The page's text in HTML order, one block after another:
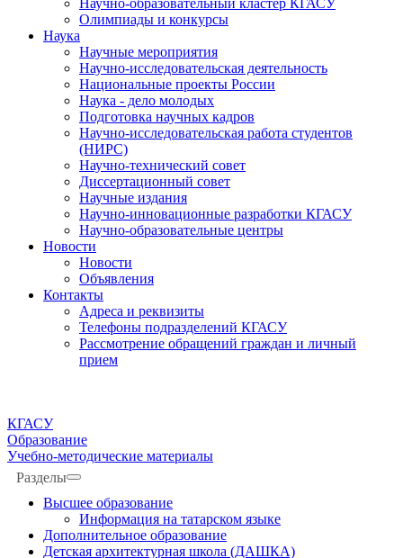
Научно-образовательный кластер КГАСУ
Олимпиады и конкурсы
Наука
Научные мероприятия
Научно-исследовательская деятельность
Национальные проекты России
Наука - дело молодых
Подготовка научных кадров
Научно-исследовательская работа студентов
(НИРС)
Научно-технический совет
Диссертационный совет
Научные издания
Научно-инновационные разработки КГАСУ
Научно-образовательные центры
Новости
Новости
Объявления
Контакты
Адреса и реквизиты
Телефоны подразделений КГАСУ
Рассмотрение обращений граждан и личный
прием
КГАСУ
Образование
Учебно-методические материалы
Разделы
Высшее образование
Информация на татарском языке
Дополнительное образование
Детская архитектурная школа (ДАШКА)